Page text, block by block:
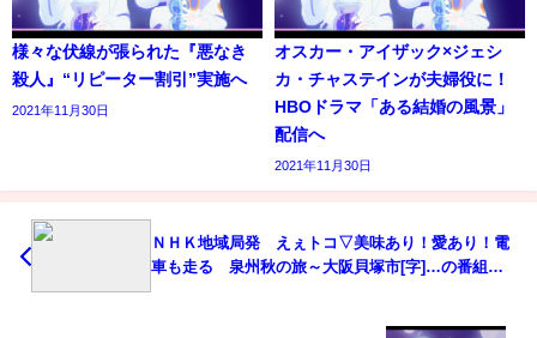
様々な伏線が張られた『悪なき
殺人』“リピーター割引”実施へ
2021年11月30日
オスカー・アイザック×ジェシ
カ・チャステインが夫婦役に！
HBOドラマ「ある結婚の風景」
配信へ
2021年11月30日
ＮＨＫ地域局発 えぇトコ▽美味あり！愛あり！電
車も走る 泉州秋の旅～大阪貝塚市[字]…の番組内